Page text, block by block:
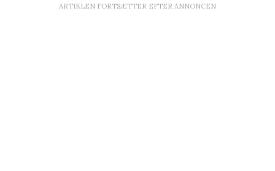
ARTIKLEN FORTSÆTTER EFTER ANNONCEN